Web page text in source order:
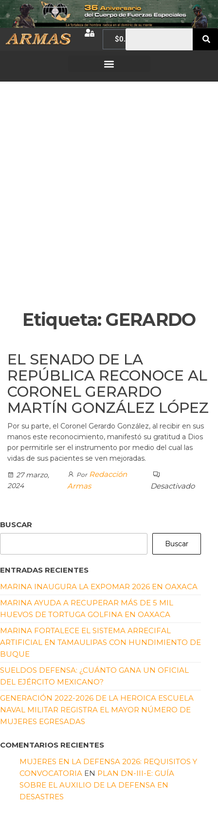
$0.00
Etiqueta: GERARDO
EL SENADO DE LA
REPÚBLICA RECONOCE AL
CORONEL GERARDO
MARTÍN GONZÁLEZ LÓPEZ
Por su parte, el Coronel Gerardo González, al recibir en sus
manos este reconocimiento, manifestó su gratitud a Dios
por permitirle ser el instrumento por medio del cual las
vidas de sus pacientes se ven mejoradas.
27 marzo,
2024
Por Redacción
Armas
Desactivado
BUSCAR
Buscar
ENTRADAS RECIENTES
MARINA INAUGURA LA EXPOMAR 2026 EN OAXACA
MARINA AYUDA A RECUPERAR MÁS DE 5 MIL
HUEVOS DE TORTUGA GOLFINA EN OAXACA
MARINA FORTALECE EL SISTEMA ARRECIFAL
ARTIFICIAL EN TAMAULIPAS CON HUNDIMIENTO DE
BUQUE
SUELDOS DEFENSA: ¿CUÁNTO GANA UN OFICIAL
DEL EJÉRCITO MEXICANO?
GENERACIÓN 2022-2026 DE LA HEROICA ESCUELA
NAVAL MILITAR REGISTRA EL MAYOR NÚMERO DE
MUJERES EGRESADAS
COMENTARIOS RECIENTES
MUJERES EN LA DEFENSA 2026: REQUISITOS Y
CONVOCATORIA EN PLAN DN-III-E: GUÍA
SOBRE EL AUXILIO DE LA DEFENSA EN
DESASTRES